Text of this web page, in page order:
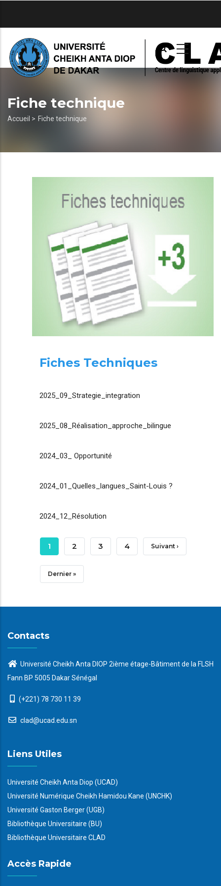
principal
Fiche technique
Fil
Accueil > Fiche technique
Fiches Techniques
2025_09_Strategie_integration
2025_08_Réalisation_approche_bilingue
2024_03_ Opportunité
2024_01_Quelles_langues_Saint-Louis ?
2024_12_Résolution
Pagination
Page
Courante
1 Page
2 Page
3 Page
4 Page
Suivant ›
Dernière
Dernier »
Contacts
Université Cheikh Anta DIOP 2ième étage-Bâtiment de la FLSH
Fann BP 5005 Dakar Sénégal
(+221) 78 730 11 39
clad@ucad.edu.sn
Liens Utiles
Université Cheikh Anta Diop (UCAD)
Université Numérique Cheikh Hamidou Kane (UNCHK)
Université Gaston Berger (UGB)
Bibliothèque Universitaire (BU)
Bibliothèque Universitaire CLAD
Accès Rapide